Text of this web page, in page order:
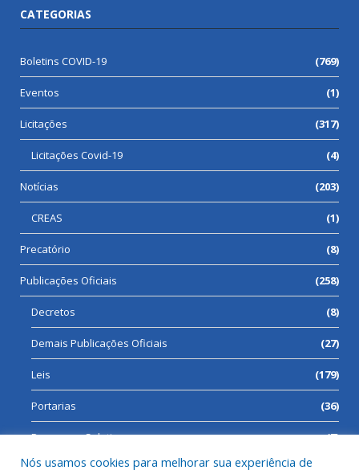
CATEGORIAS
Boletins COVID-19 (769)
Eventos (1)
Licitações (317)
Licitações Covid-19 (4)
Notícias (203)
CREAS (1)
Precatório (8)
Publicações Oficiais (258)
Decretos (8)
Demais Publicações Oficiais (27)
Leis (179)
Portarias (36)
Processos Seletivos (7)
Nós usamos cookies para melhorar sua experiência de